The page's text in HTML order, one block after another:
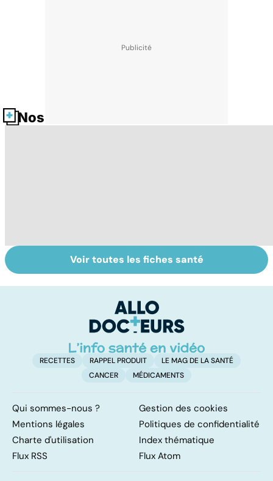
Nos fiches santé
Tout savoir sur
les infections
Inflammation des
amygdales : que
d'angine ?
Voir toutes les fiches santé
RECETTES RAPPEL PRODUIT
LE MAG DE LA SANTÉ
CANCER
MÉDICAMENTS
Qui sommes-nous ?
Gestion des cookies
Mentions légales
Politiques de confidentialité
Charte d'utilisation
Index thématique
Flux RSS
Flux Atom